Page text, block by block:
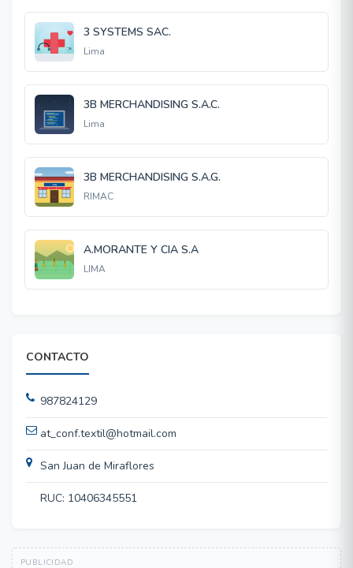
3 SYSTEMS SAC.
Lima
3B MERCHANDISING S.A.C.
Lima
3B MERCHANDISING S.A.G.
RIMAC
A.MORANTE Y CIA S.A
LIMA
CONTACTO
987824129
at_conf.textil@hotmail.com
San Juan de Miraflores
RUC: 10406345551